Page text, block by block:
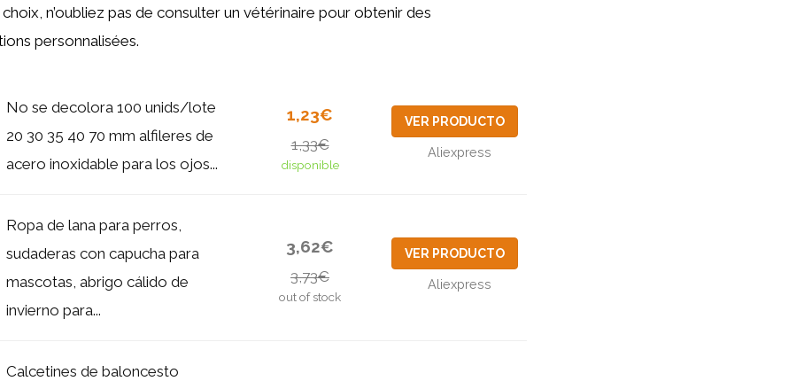
n’oubliez pas de consulter un vétérinaire pour obtenir des
personnalisées.
No se decolora 100 unids/lote
20 30 35 40 70 mm alfileres de
acero inoxidable para los ojos...
1,23€
1,33€
disponible
VER PRODUCTO
Aliexpress
Ropa de lana para perros,
sudaderas con capucha para
mascotas, abrigo cálido de
invierno para...
3,62€
3,73€
out of stock
VER PRODUCTO
Aliexpress
Calcetines de baloncesto